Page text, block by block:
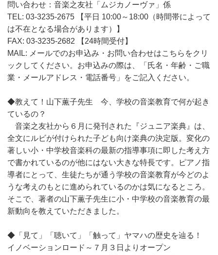
問い合わせ：音楽之友社「ムジカノーヴァ」係
TEL: 03-3235-2675 【平日 10:00～18:00（時間帯によって
は不在となる場合があります）】
FAX: 03-3235-2682 【24時間受付】
MAIL: メールでのお申込み・お問い合わせはこちらをクリ
ックしてください。お申込みの際は、「氏名・年齢・ご職
業・メールアドレス・電話番号」をご記入ください。
◆教えて！山下薫子先生 今、学校の音楽教育で何が起き
ているの？
音楽之友社から６月に発刊された『ジュニア楽典』は、
全文にルビが付けられた子ども向け楽典の決定版。変化の
著しい小・中学校音楽科の最新の指導事項に即した考え方
で書かれているのが他にはない大きな特長です。ピアノ指
導者にとって、生徒たちが通う学校の音楽教育が今どのよ
うな考えのもとに進められているのかは気になるところ。
そこで、著者の山下薫子先生に小・中学校の音楽教育の最
新動向を教えていただきました。
◆「見て」「聴いて」「触って」ヤマハの歴史を辿る！
イノベーションロード～７月３日よりオープン